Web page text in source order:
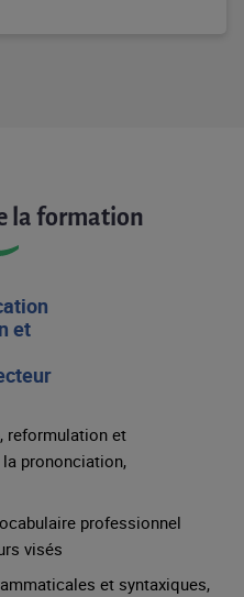
la formation
et
reformulation et
prononciation,
professionnel
visés
et syntaxiques,